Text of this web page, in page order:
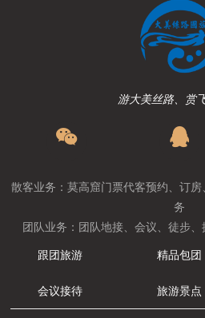
游大美丝路、赏
散客业务：莫高窟门票代客预约、订
务
团队业务：团队地接、会议、徒步
跟团旅游
精品包团
会议接待 旅游景点